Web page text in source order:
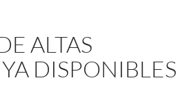
ALTAS
DISPONIBLES